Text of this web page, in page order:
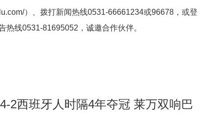
）、拨打新闻热线0531-66661234或96678，或登
热线0531-81695052 ，诚邀合作伙伴。
2西班牙人时隔4年夺冠 莱万双响巴